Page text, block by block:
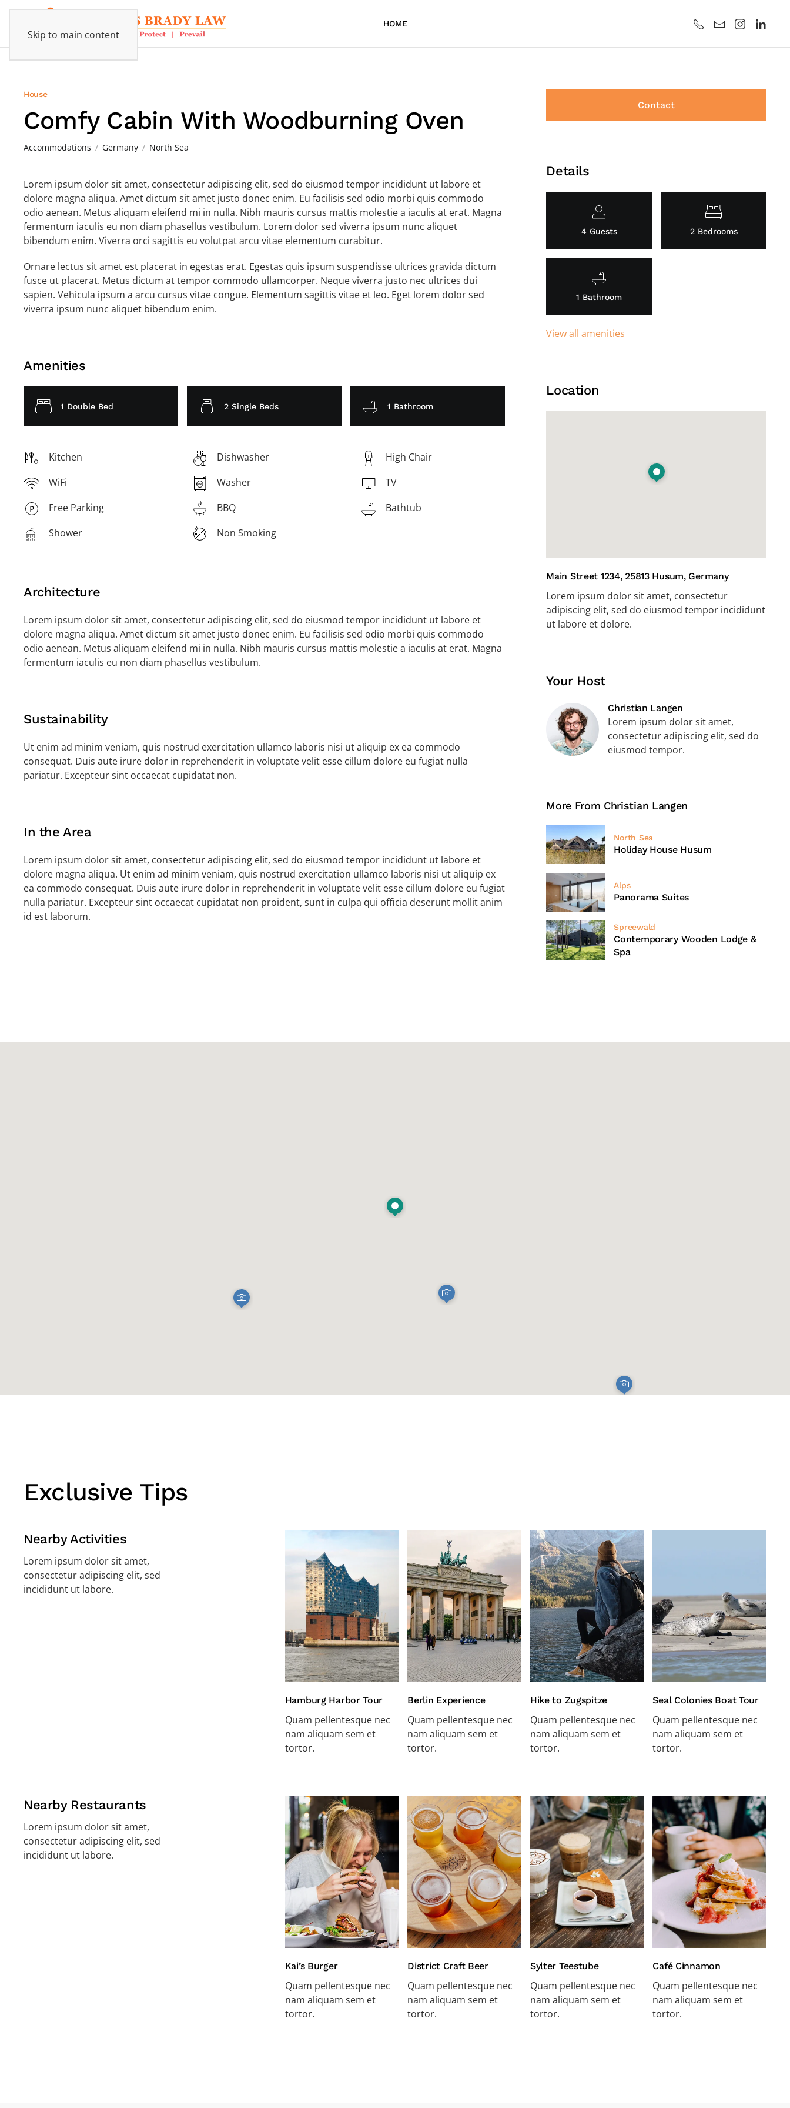
Skip to main content
HOME
House
Comfy Cabin With Woodburning Oven
Accommodations Germany North Sea
Lorem ipsum dolor sit amet, consectetur adipiscing elit, sed do eiusmod tempor incididunt ut labore et
dolore magna aliqua. Amet dictum sit amet justo donec enim. Eu facilisis sed odio morbi quis commodo
odio aenean. Metus aliquam eleifend mi in nulla. Nibh mauris cursus mattis molestie a iaculis at erat. Magna
fermentum iaculis eu non diam phasellus vestibulum. Lorem dolor sed viverra ipsum nunc aliquet
bibendum enim. Viverra orci sagittis eu volutpat arcu vitae elementum curabitur.
Ornare lectus sit amet est placerat in egestas erat. Egestas quis ipsum suspendisse ultrices gravida dictum
fusce ut placerat. Metus dictum at tempor commodo ullamcorper. Neque viverra justo nec ultrices dui
sapien. Vehicula ipsum a arcu cursus vitae congue. Elementum sagittis vitae et leo. Eget lorem dolor sed
viverra ipsum nunc aliquet bibendum enim.
Amenities
1 Double Bed 2 Single Beds 1 Bathroom
Kitchen Dishwasher
High Chair
WiFi
Washer
TV
Free Parking
BBQ
Bathtub
Shower
Non Smoking
Architecture
Lorem ipsum dolor sit amet, consectetur adipiscing elit, sed do eiusmod tempor incididunt ut labore et
dolore magna aliqua. Amet dictum sit amet justo donec enim. Eu facilisis sed odio morbi quis commodo
odio aenean. Metus aliquam eleifend mi in nulla. Nibh mauris cursus mattis molestie a iaculis at erat. Magna
fermentum iaculis eu non diam phasellus vestibulum.
Sustainability
Ut enim ad minim veniam, quis nostrud exercitation ullamco laboris nisi ut aliquip ex ea commodo
consequat. Duis aute irure dolor in reprehenderit in voluptate velit esse cillum dolore eu fugiat nulla
pariatur. Excepteur sint occaecat cupidatat non.
In the Area
Lorem ipsum dolor sit amet, consectetur adipiscing elit, sed do eiusmod tempor incididunt ut labore et
dolore magna aliqua. Ut enim ad minim veniam, quis nostrud exercitation ullamco laboris nisi ut aliquip ex
ea commodo consequat. Duis aute irure dolor in reprehenderit in voluptate velit esse cillum dolore eu fugiat
nulla pariatur. Excepteur sint occaecat cupidatat non proident, sunt in culpa qui officia deserunt mollit anim
id est laborum.
Contact
Details
4 Guests 2 Bedrooms
1 Bathroom
View all amenities
Location
Main Street 1234, 25813 Husum, Germany
Lorem ipsum dolor sit amet, consectetur
adipiscing elit, sed do eiusmod tempor incididunt
ut labore et dolore.
Your Host
Christian Langen
Lorem ipsum dolor sit amet,
consectetur adipiscing elit, sed do
eiusmod tempor.
More From Christian Langen
North Sea
Holiday House Husum
Alps
Panorama Suites
Spreewald
Contemporary Wooden Lodge &
Spa
Exclusive Tips
Nearby Activities
Lorem ipsum dolor sit amet,
consectetur adipiscing elit, sed
incididunt ut labore.
Hamburg Harbor Tour
Quam pellentesque nec
nam aliquam sem et
tortor.
Berlin Experience
Quam pellentesque nec
nam aliquam sem et
tortor.
Hike to Zugspitze
Quam pellentesque nec
nam aliquam sem et
tortor.
Seal Colonies Boat Tour
Quam pellentesque nec
nam aliquam sem et
tortor.
Nearby Restaurants
Lorem ipsum dolor sit amet,
consectetur adipiscing elit, sed
incididunt ut labore.
Kai’s Burger
Quam pellentesque nec
nam aliquam sem et
tortor.
District Craft Beer
Quam pellentesque nec
nam aliquam sem et
tortor.
Sylter Teestube
Quam pellentesque nec
nam aliquam sem et
tortor.
Café Cinnamon
Quam pellentesque nec
nam aliquam sem et
tortor.